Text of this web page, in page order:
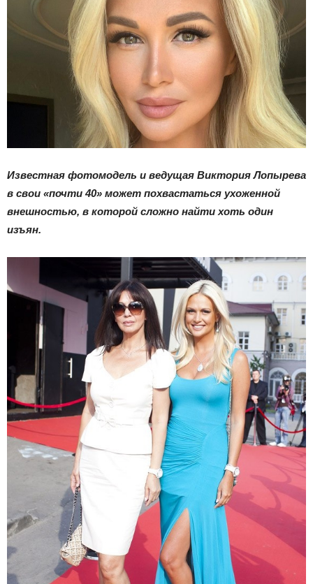
Известная фотомодель и ведущая Виктория Лопырева
в свои «почти 40» может похвастаться ухоженной
внешностью, в которой сложно найти хоть один
изъян.